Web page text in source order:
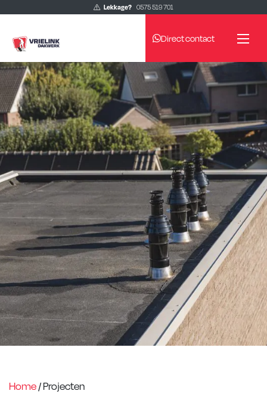
Lekkage? 0575 519 701
Direct contact
Home/Projecten